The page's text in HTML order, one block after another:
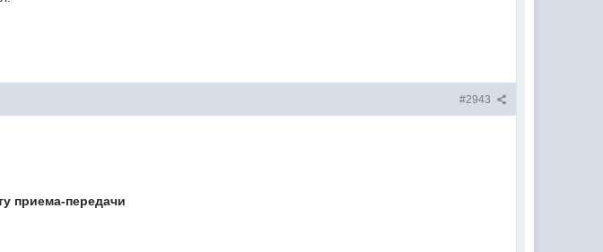
#2943
приема-передачи